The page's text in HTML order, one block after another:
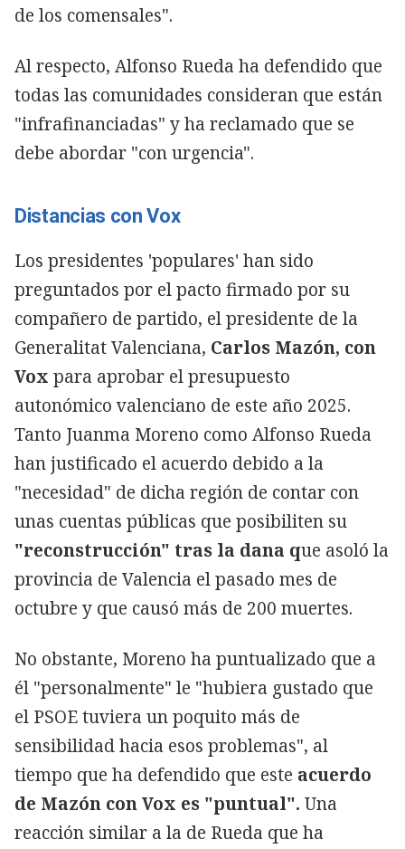
de los comensales".
Al respecto, Alfonso Rueda ha defendido que
todas las comunidades consideran que están
"infrafinanciadas" y ha reclamado que se
debe abordar "con urgencia".
Distancias con Vox
Los presidentes 'populares' han sido
preguntados por el pacto firmado por su
compañero de partido, el presidente de la
Generalitat Valenciana, Carlos Mazón, con
Vox para aprobar el presupuesto
autonómico valenciano de este año 2025.
Tanto Juanma Moreno como Alfonso Rueda
han justificado el acuerdo debido a la
"necesidad" de dicha región de contar con
unas cuentas públicas que posibiliten su
"reconstrucción" tras la dana que asoló la
provincia de Valencia el pasado mes de
octubre y que causó más de 200 muertes.
No obstante, Moreno ha puntualizado que a
él "personalmente" le "hubiera gustado que
el PSOE tuviera un poquito más de
sensibilidad hacia esos problemas", al
tiempo que ha defendido que este acuerdo
de Mazón con Vox es "puntual". Una
reacción similar a la de Rueda que ha